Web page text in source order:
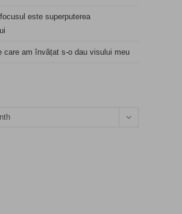
este superputerea
care am învățat s-o dau visului meu